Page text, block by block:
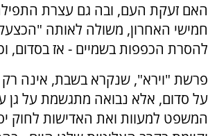
האם זעקת העם, ובה גם עצרת
חמישי האחרון, משולה לאותה
להסרת הכפפות בשמיים - אז בסדום,
פרשת "וירא", שנקרא בשבת, אינה רק
על סדום, אלא נבואה מתגשמת על גן
המשפט למעוות ואת האדישות לחוק